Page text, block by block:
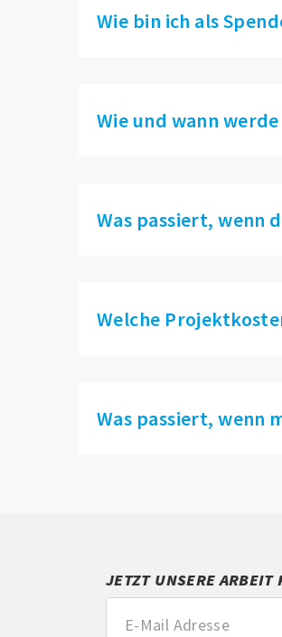
Wie bin ich als
Wie und wann
Was passiert, wenn
Welche
Was passiert, wenn
JETZT UNSERE ARBEIT